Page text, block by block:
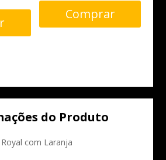
Comprar
do Produto
com Laranja